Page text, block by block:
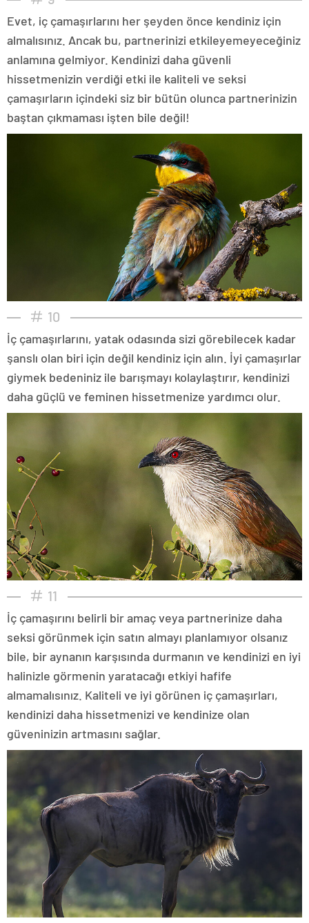
Evet, iç çamaşırlarını her şeyden önce kendiniz için
almalısınız. Ancak bu, partnerinizi etkileyemeyeceğiniz
anlamına gelmiyor. Kendinizi daha güvenli
hissetmenizin verdiği etki ile kaliteli ve seksi
çamaşırların içindeki siz bir bütün olunca partnerinizin
baştan çıkmaması işten bile değil!
10
İç çamaşırlarını, yatak odasında sizi görebilecek kadar
şanslı olan biri için değil kendiniz için alın. İyi çamaşırlar
giymek bedeniniz ile barışmayı kolaylaştırır, kendinizi
daha güçlü ve feminen hissetmenize yardımcı olur.
11
İç çamaşırını belirli bir amaç veya partnerinize daha
seksi görünmek için satın almayı planlamıyor olsanız
bile, bir aynanın karşısında durmanın ve kendinizi en iyi
halinizle görmenin yaratacağı etkiyi hafife
almamalısınız. Kaliteli ve iyi görünen iç çamaşırları,
kendinizi daha hissetmenizi ve kendinize olan
güveninizin artmasını sağlar.